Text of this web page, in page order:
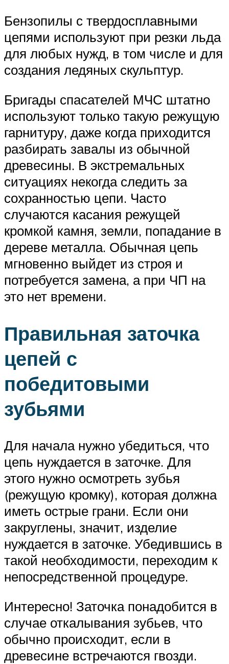
Бензопилы с твердосплавными
цепями используют при резки льда
для любых нужд, в том числе и для
создания ледяных скульптур.
Бригады спасателей МЧС штатно
используют только такую режущую
гарнитуру, даже когда приходится
разбирать завалы из обычной
древесины. В экстремальных
ситуациях некогда следить за
сохранностью цепи. Часто
случаются касания режущей
кромкой камня, земли, попадание в
дереве металла. Обычная цепь
мгновенно выйдет из строя и
потребуется замена, а при ЧП на
это нет времени.
Правильная заточка
цепей с
победитовыми
зубьями
Для начала нужно убедиться, что
цепь нуждается в заточке. Для
этого нужно осмотреть зубья
(режущую кромку), которая должна
иметь острые грани. Если они
закруглены, значит, изделие
нуждается в заточке. Убедившись в
такой необходимости, переходим к
непосредственной процедуре.
Интересно! Заточка понадобится в
случае откалывания зубьев, что
обычно происходит, если в
древесине встречаются гвозди.